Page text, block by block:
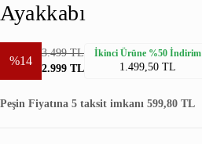
Ayakkabı
%14
3.499 TL
2.999 TL
İkinci Ürüne %50 İndirim
1.499,50 TL
Peşin Fiyatına 5 taksit imkanı 599,80 TL